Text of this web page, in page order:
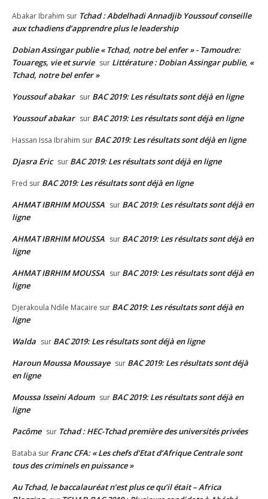
Abakar Ibrahim sur Tchad : Abdelhadi Annadjib Youssouf conseille
aux tchadiens d’apprendre plus le leadership
Dobian Assingar publie « Tchad, notre bel enfer » - Tamoudre:
Touaregs, vie et survie sur Littérature : Dobian Assingar publie, «
Tchad, notre bel enfer »
Youssouf abakar sur BAC 2019: Les résultats sont déjà en ligne
Youssouf abakar sur BAC 2019: Les résultats sont déjà en ligne
Hassan Issa Ibrahim sur BAC 2019: Les résultats sont déjà en ligne
Djasra Eric sur BAC 2019: Les résultats sont déjà en ligne
Fred sur BAC 2019: Les résultats sont déjà en ligne
AHMAT IBRHIM MOUSSA sur BAC 2019: Les résultats sont déjà en
ligne
AHMAT IBRHIM MOUSSA sur BAC 2019: Les résultats sont déjà en
ligne
AHMAT IBRHIM MOUSSA sur BAC 2019: Les résultats sont déjà en
ligne
Djerakoula Ndile Macaire sur BAC 2019: Les résultats sont déjà en
ligne
Walda sur BAC 2019: Les résultats sont déjà en ligne
Haroun Moussa Moussaye sur BAC 2019: Les résultats sont déjà
en ligne
Moussa Isseini Adoum sur BAC 2019: Les résultats sont déjà en
ligne
Pacôme sur Tchad : HEC-Tchad première des universités privées
Bataba sur Franc CFA: « Les chefs d’Etat d’Afrique Centrale sont
tous des criminels en puissance »
Au Tchad, le baccalauréat n’est plus ce qu’il était – Africa